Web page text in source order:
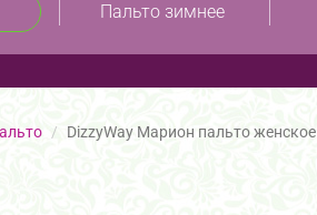
Пальто зимнее
DizzyWay Марион пальто женское